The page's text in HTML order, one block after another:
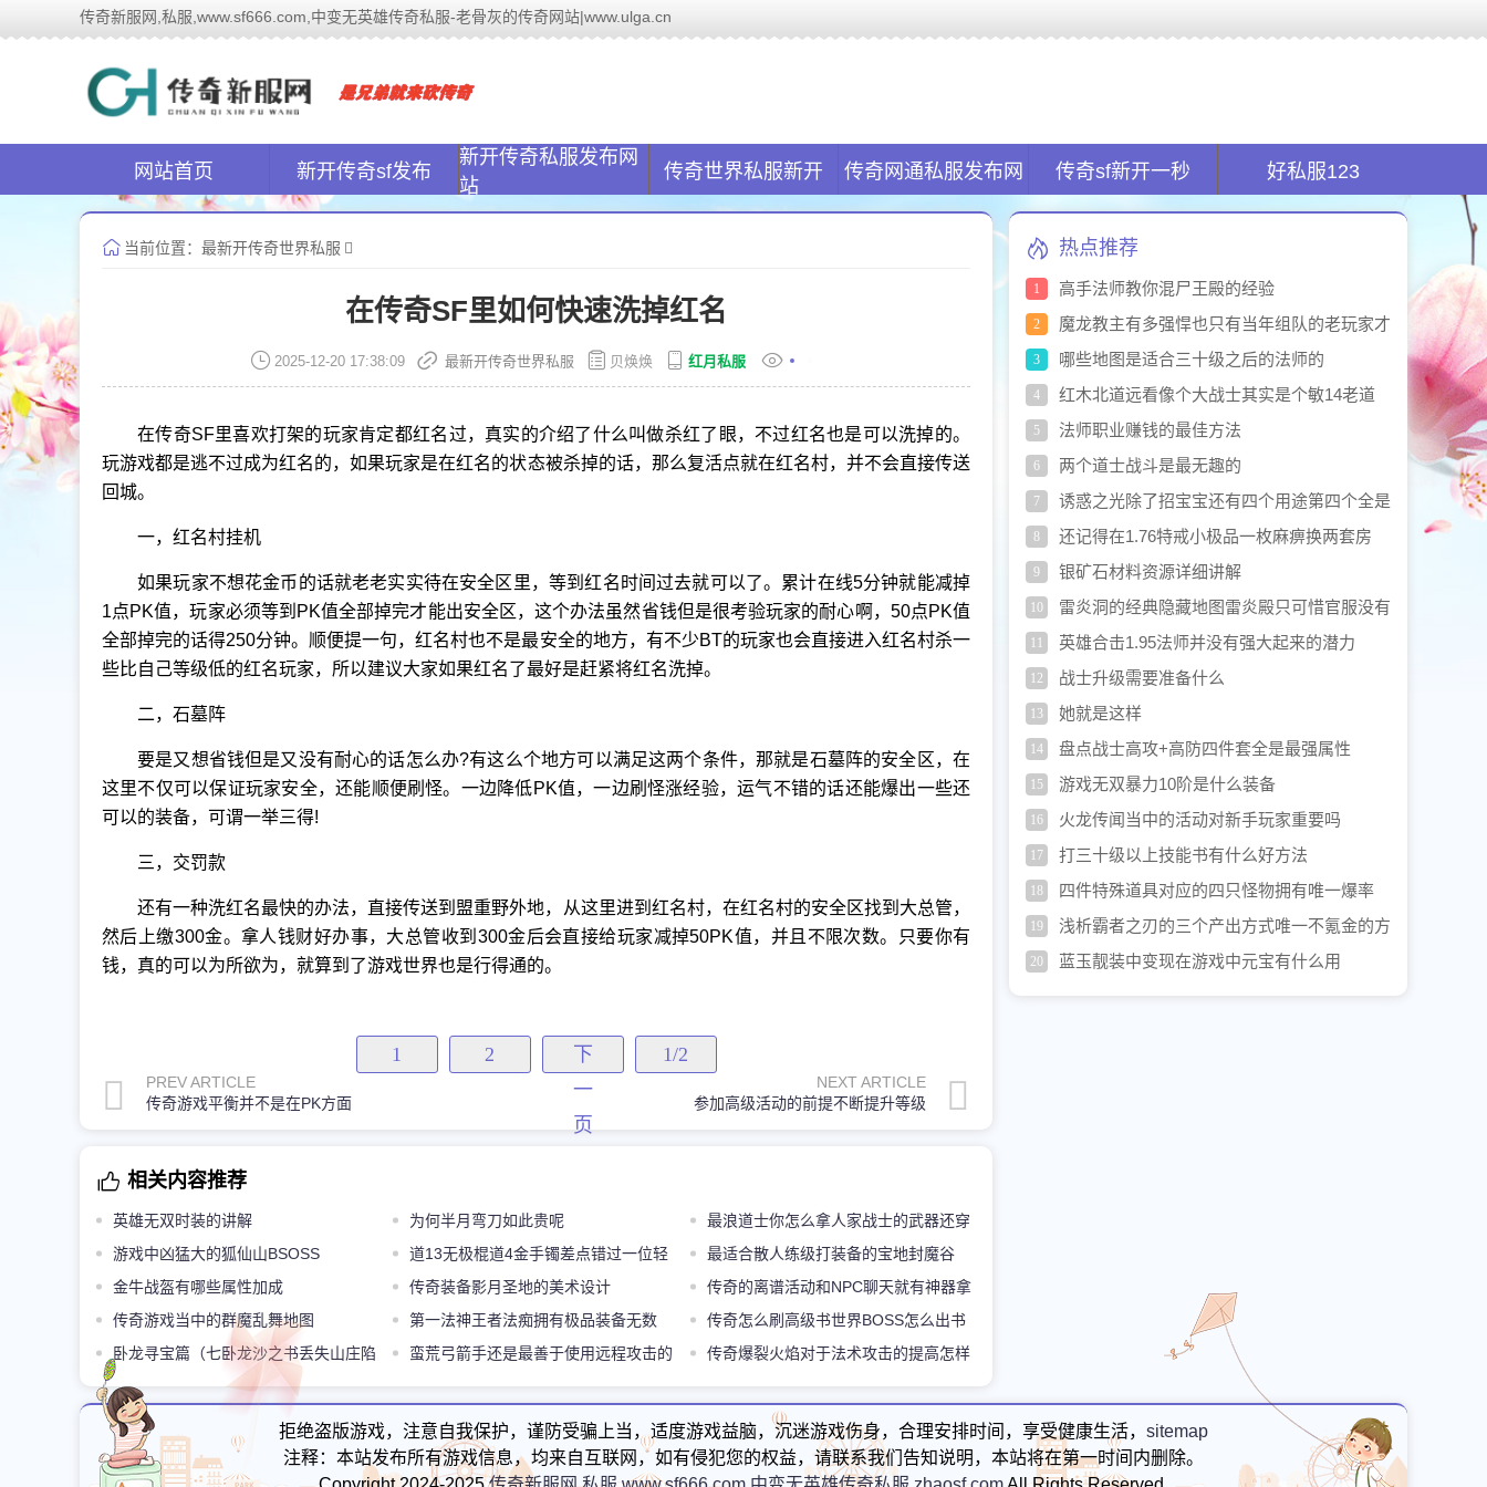
传奇新服网,私服,www.sf666.com,中变无英雄传奇私服-老骨灰的传奇网站|www.ulga.cn
网站首页 新开传奇sf发布
新开传奇私服发布网
站
传奇世界私服新开 传奇网通私服发布网 传奇sf新开一秒 好私服123
当前位置： 最新开传奇世界私服
在传奇SF里如何快速洗掉红名
2025-12-20 17:38:09 最新开传奇世界私服 贝焕焕 红月私服
在传奇SF里喜欢打架的玩家肯定都红名过，真实的介绍了什么叫做杀红了眼，不过红名也是可以洗掉的。
玩游戏都是逃不过成为红名的，如果玩家是在红名的状态被杀掉的话，那么复活点就在红名村，并不会直接传送
回城。
一，红名村挂机
如果玩家不想花金币的话就老老实实待在安全区里，等到红名时间过去就可以了。累计在线5分钟就能减掉
1点PK值，玩家必须等到PK值全部掉完才能出安全区，这个办法虽然省钱但是很考验玩家的耐心啊，50点PK值
全部掉完的话得250分钟。顺便提一句，红名村也不是最安全的地方，有不少BT的玩家也会直接进入红名村杀一
些比自己等级低的红名玩家，所以建议大家如果红名了最好是赶紧将红名洗掉。
二，石墓阵
要是又想省钱但是又没有耐心的话怎么办?有这么个地方可以满足这两个条件，那就是石墓阵的安全区，在
这里不仅可以保证玩家安全，还能顺便刷怪。一边降低PK值，一边刷怪涨经验，运气不错的话还能爆出一些还
可以的装备，可谓一举三得!
三，交罚款
还有一种洗红名最快的办法，直接传送到盟重野外地，从这里进到红名村，在红名村的安全区找到大总管，
然后上缴300金。拿人钱财好办事，大总管收到300金后会直接给玩家减掉50PK值，并且不限次数。只要你有
钱，真的可以为所欲为，就算到了游戏世界也是行得通的。
1 2
下
一
页
1/2
PREV ARTICLE
传奇游戏平衡并不是在PK方面
NEXT ARTICLE
参加高级活动的前提不断提升等级
相关内容推荐
英雄无双时装的讲解 为何半月弯刀如此贵呢
最浪道士你怎么拿人家战士的武器还穿
人家首饰
游戏中凶猛大的狐仙山BSOSS
道13无极棍道4金手镯差点错过一位轻
盔大道士
最适合散人练级打装备的宝地封魔谷
金牛战盔有哪些属性加成
传奇装备影月圣地的美术设计
传奇的离谱活动和NPC聊天就有神器拿
每月挤爆一次服务器
传奇游戏当中的群魔乱舞地图 第一法神王者法痴拥有极品装备无数
传奇怎么刷高级书世界BOSS怎么出书
卧龙寻宝篇（七卧龙沙之书丢失山庄陷
入危机
蛮荒弓箭手还是最善于使用远程攻击的 传奇爆裂火焰对于法术攻击的提高怎样
热点推荐
1 高手法师教你混尸王殿的经验
2
魔龙教主有多强悍也只有当年组队的老玩家才
有印象
3 哪些地图是适合三十级之后的法师的
4
红木北道远看像个大战士其实是个敏14老道
士
5 法师职业赚钱的最佳方法
6 两个道士战斗是最无趣的
7
诱惑之光除了招宝宝还有四个用途第四个全是
回忆
8 还记得在1.76特戒小极品一枚麻痹换两套房
9 银矿石材料资源详细讲解
10 雷炎洞的经典隐藏地图雷炎殿只可惜官服没有
11 英雄合击1.95法师并没有强大起来的潜力
12 战士升级需要准备什么
13 她就是这样
14 盘点战士高攻+高防四件套全是最强属性
15 游戏无双暴力10阶是什么装备
16 火龙传闻当中的活动对新手玩家重要吗
17 打三十级以上技能书有什么好方法
18 四件特殊道具对应的四只怪物拥有唯一爆率
19
浅析霸者之刃的三个产出方式唯一不氪金的方
式却没了
20 蓝玉靓装中变现在游戏中元宝有什么用
拒绝盗版游戏，注意自我保护，谨防受骗上当，适度游戏益脑，沉迷游戏伤身，合理安排时间，享受健康生活， sitemap
注释：本站发布所有游戏信息，均来自互联网，如有侵犯您的权益，请联系我们告知说明，本站将在第一时间内删除。